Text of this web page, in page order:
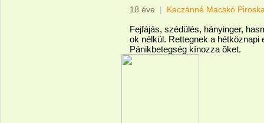
18 éve | Keczánné Macskó
Fejfájás, szédülés, hányinger,
ok nélkül. Rettegnek a
Pánikbetegség kínozza õket.